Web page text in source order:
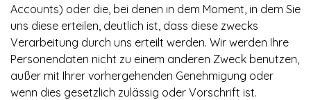
Accounts) oder die, bei denen in dem Moment, in dem Sie
uns diese erteilen, deutlich ist, dass diese zwecks
Verarbeitung durch uns erteilt werden. Wir werden Ihre
Personendaten nicht zu einem anderen Zweck benutzen,
außer mit Ihrer vorhergehenden Genehmigung oder
wenn dies gesetzlich zulässig oder Vorschrift ist.